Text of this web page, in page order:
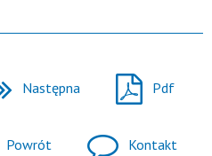
Następna Pdf
Powrót Kontakt